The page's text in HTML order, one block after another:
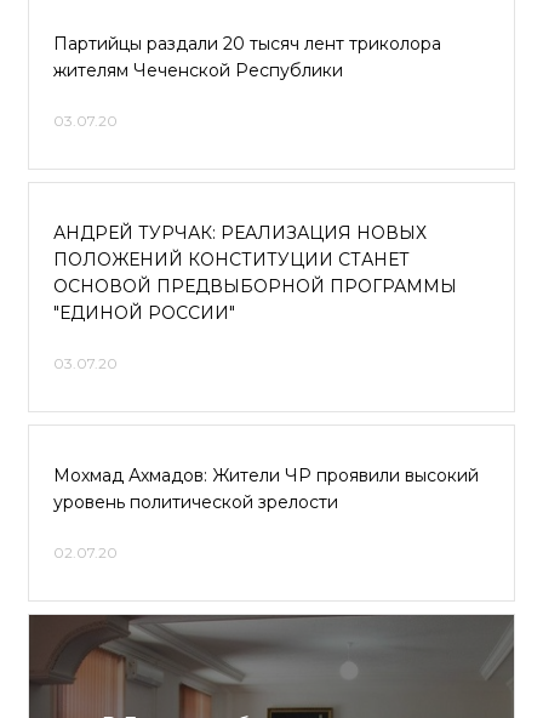
Партийцы раздали 20 тысяч лент триколора
жителям Чеченской Республики
03.07.20
АНДРЕЙ ТУРЧАК: РЕАЛИЗАЦИЯ НОВЫХ
ПОЛОЖЕНИЙ КОНСТИТУЦИИ СТАНЕТ
ОСНОВОЙ ПРЕДВЫБОРНОЙ ПРОГРАММЫ
"ЕДИНОЙ РОССИИ"
03.07.20
Мохмад Ахмадов: Жители ЧР проявили высокий
уровень политической зрелости
02.07.20